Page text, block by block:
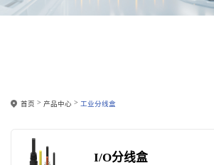
首页 产品中心 工业分线盒
I/O分线盒